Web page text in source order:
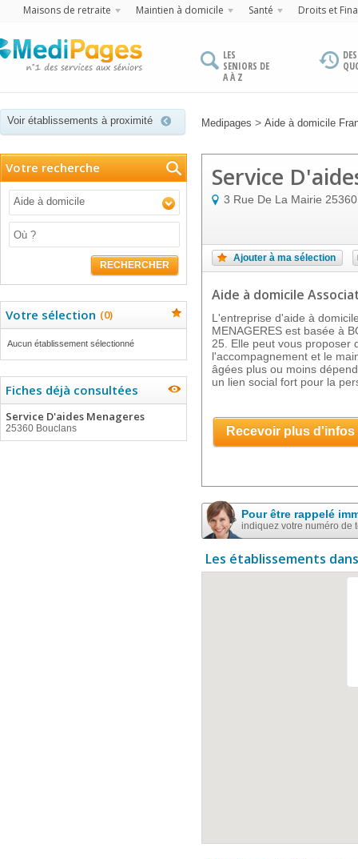
Maisons de retraite Maintien à domicile Santé Droits et
LES
SENIORS DE
A À Z
Voir établissements à proximité Medipages > Aide à domicile
Votre recherche
Aide à domicile
RECHERCHER
Votre sélection (0)
Aucun établissement sélectionné
Fiches déjà consultées
Service D'aides Menageres
25360 Bouclans
Service
3 Rue De La Mairie 25360
Ajouter à ma sélection
Aide à domicile
L'entreprise d'aide à
MENAGERES est basée à
25. Elle peut vous proposer
l'accompagnement et le
âgées plus ou moins
un lien social fort pour la
Recevoir plus d'infos
Pour être rappelé
indiquez votre numéro de
Les établissements